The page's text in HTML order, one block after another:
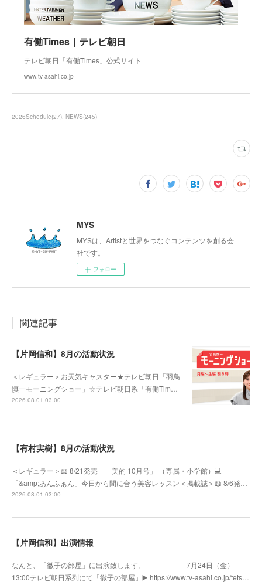
有働Times｜テレビ朝日
テレビ朝日「有働Times」公式サイト
www.tv-asahi.co.jp
2026Schedule(27) NEWS(245)
MYS
MYSは、Artistと世界をつなぐコンテンツを創る会
社です。
フォロー
関連記事
【片岡信和】8月の活動状況
＜レギュラー＞お天気キャスター★テレビ朝日「羽鳥
慎一モーニングショー」☆テレビ朝日系「有働Tim…
2026.08.01 03:00
【有村実樹】8月の活動状況
＜レギュラー＞📖 8/21発売 「美的 10月号」 （専属・小学館）💻
「&amp;あんふぁん」今日から間に合う美容レッスン＜掲載誌＞📖 8/6発…
2026.08.01 03:00
【片岡信和】出演情報
なんと、「徹子の部屋」に出演致します。----------------- 7月24日（金）
13:00テレビ朝日系列にて「徹子の部屋」▶️ https://www.tv-asahi.co.jp/tets…